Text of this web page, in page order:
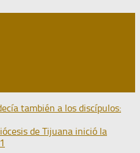
también a los discípulos:
de Tijuana inició la